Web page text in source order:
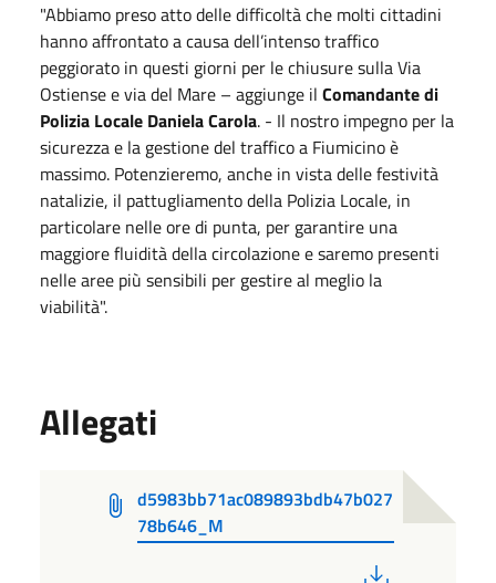
"Abbiamo preso atto delle difficoltà che molti cittadini
hanno affrontato a causa dell’intenso traffico
peggiorato in questi giorni per le chiusure sulla Via
Ostiense e via del Mare – aggiunge il Comandante di
Polizia Locale Daniela Carola. - Il nostro impegno per la
sicurezza e la gestione del traffico a Fiumicino è
massimo. Potenzieremo, anche in vista delle festività
natalizie, il pattugliamento della Polizia Locale, in
particolare nelle ore di punta, per garantire una
maggiore fluidità della circolazione e saremo presenti
nelle aree più sensibili per gestire al meglio la
viabilità".
Allegati
d5983bb71ac089893bdb47b027
78b646_M